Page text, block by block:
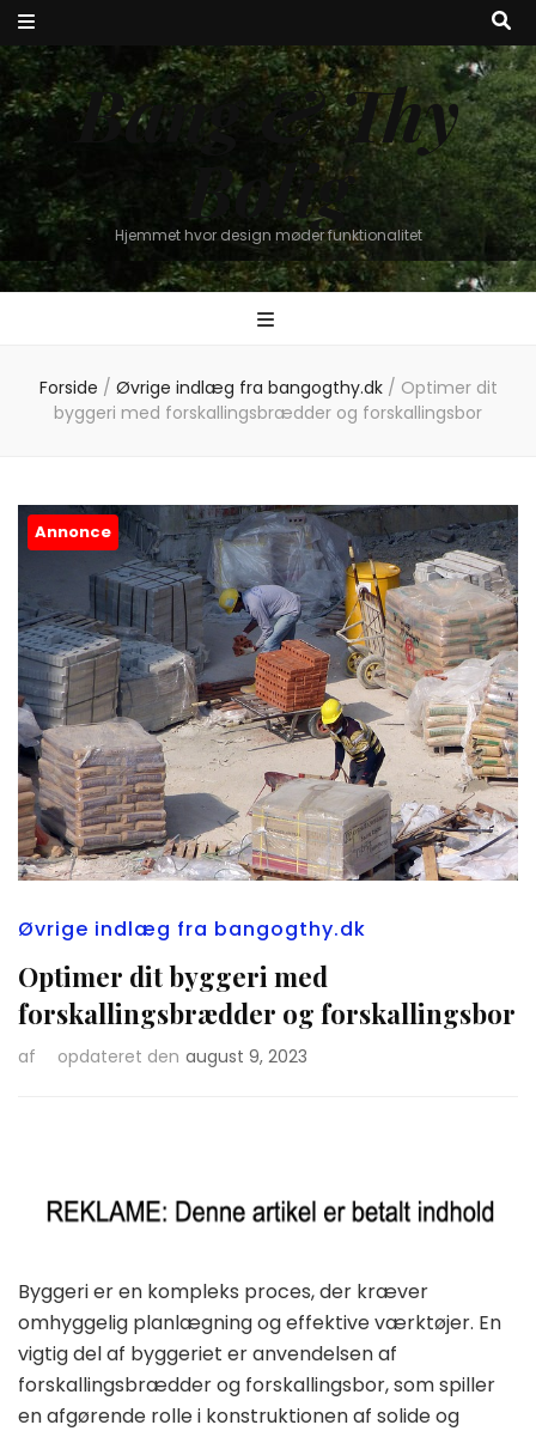
Bang & Thy
Bolig
Hjemmet hvor design møder funktionalitet
Forside / Øvrige indlæg fra bangogthy.dk / Optimer dit
byggeri med forskallingsbrædder og forskallingsbor
Annonce
Øvrige indlæg fra bangogthy.dk
Optimer dit byggeri med
forskallingsbrædder og forskallingsbor
af opdateret den august 9, 2023
Byggeri er en kompleks proces, der kræver
omhyggelig planlægning og effektive værktøjer. En
vigtig del af byggeriet er anvendelsen af
forskallingsbrædder og forskallingsbor, som spiller
en afgørende rolle i konstruktionen af solide og